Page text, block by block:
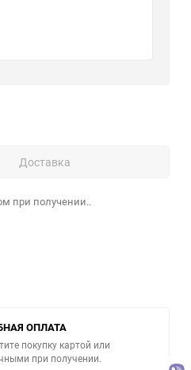
Доставка
при получении..
ОПЛАТА
покупку картой или
при получении.